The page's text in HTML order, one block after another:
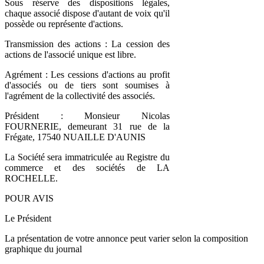
Sous réserve des dispositions légales,
chaque associé dispose d'autant de voix qu'il
possède ou représente d'actions.
Transmission des actions : La cession des
actions de l'associé unique est libre.
Agrément : Les cessions d'actions au profit
d'associés ou de tiers sont soumises à
l'agrément de la collectivité des associés.
Président : Monsieur Nicolas
FOURNERIE, demeurant 31 rue de la
Frégate, 17540 NUAILLE D'AUNIS
La Société sera immatriculée au Registre du
commerce et des sociétés de LA
ROCHELLE.
POUR AVIS
Le Président
La présentation de votre annonce peut varier selon la composition
graphique du journal